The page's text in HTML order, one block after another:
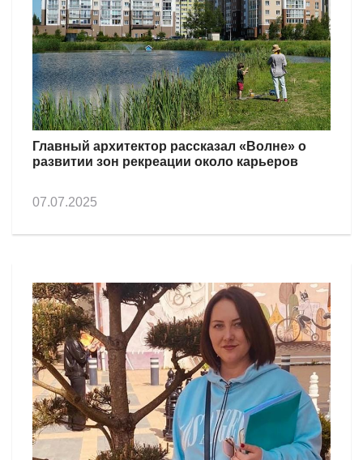
Главный архитектор рассказал «Волне» о
развитии зон рекреации около карьеров
07.07.2025